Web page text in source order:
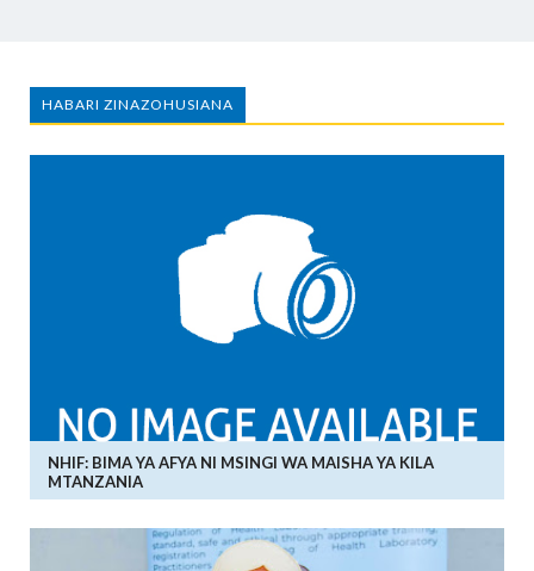
HABARI ZINAZOHUSIANA
NHIF: BIMA YA AFYA NI MSINGI WA MAISHA YA KILA
MTANZANIA